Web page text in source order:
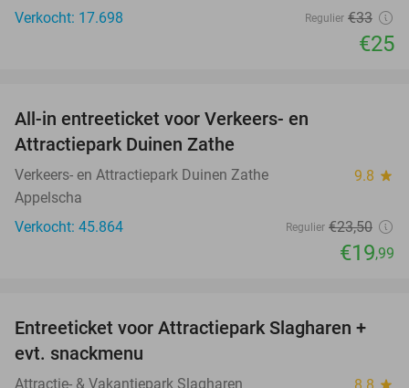
Verkocht: 17.698
Regulier €33
€25
All-in entreeticket voor Verkeers- en
Attractiepark Duinen Zathe
Verkeers- en Attractiepark Duinen Zathe 9.8 star
Appelscha
Verkocht: 45.864
Regulier €23,50
€19,99
41%
Entreeticket voor Attractiepark Slagharen +
evt. snackmenu
Attractie- & Vakantiepark Slagharen star